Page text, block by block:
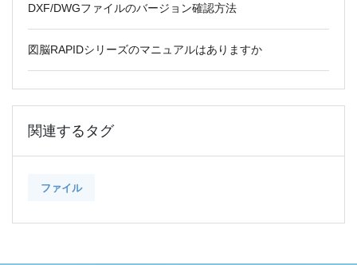
DXF/DWGファイルのバージョン確認方法
図脳RAPIDシリーズのマニュアルはありますか
関連するタグ
ファイル